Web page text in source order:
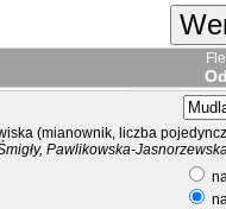
(mianownik, liczba
Pawlikowska-